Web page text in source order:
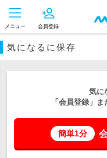
メニュー 会員登録
気になるに保存
気に
「会員登録」
簡単1分